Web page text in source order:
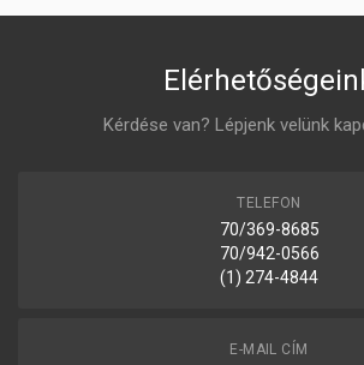
Kérdése van? Lépjenk velünk
TELEFON
70/369-8685
70/942-0566
(1) 274-4844
E-MAIL CÍM